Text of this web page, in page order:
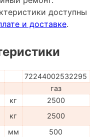
доступны
и доставке.
72244002532295
газ
кг
2500
кг
2500
мм
500